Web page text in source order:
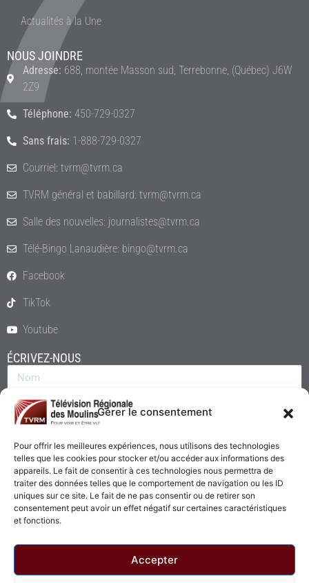
Gérer le consentement
Pour offrir les meilleures expériences, nous utilisons des technologies
telles que les cookies pour stocker et/ou accéder aux informations des
appareils. Le fait de consentir à ces technologies nous permettra de
traiter des données telles que le comportement de navigation ou les ID
uniques sur ce site. Le fait de ne pas consentir ou de retirer son
consentement peut avoir un effet négatif sur certaines caractéristiques
et fonctions.
Accepter
Actualités à la Une
NOUS JOINDRE
Adresse: 688, montée Masson sud, Terrebonne, (Québec) J6W
2Z9
Téléphone: 450-729-0327
Sans frais: 1-888-729-0327
Courriel: tvrm@tvrm.ca
TVRM général et babillard: tvrm@tvrm.ca
Salle des nouvelles: journalistes@tvrm.ca
Télé-Bingo Lanaudière: bingo@tvrm.ca
Facebook
TikTok
Youtube
ÉCRIVEZ-NOUS